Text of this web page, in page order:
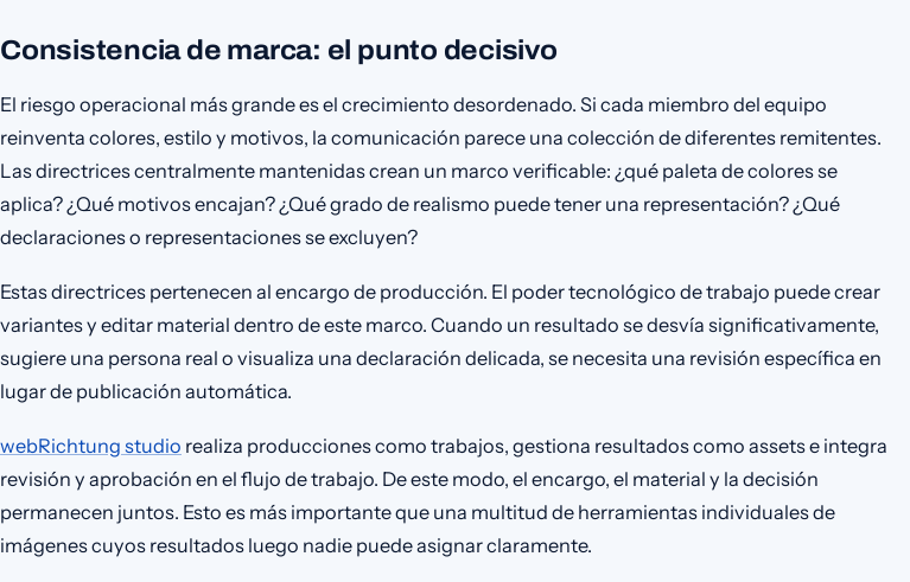
Consistencia de marca: el punto decisivo
El riesgo operacional más grande es el crecimiento desordenado. Si cada miembro del equipo
reinventa colores, estilo y motivos, la comunicación parece una colección de diferentes remitentes.
Las directrices centralmente mantenidas crean un marco verificable: ¿qué paleta de colores se
aplica? ¿Qué motivos encajan? ¿Qué grado de realismo puede tener una representación? ¿Qué
declaraciones o representaciones se excluyen?
Estas directrices pertenecen al encargo de producción. El poder tecnológico de trabajo puede crear
variantes y editar material dentro de este marco. Cuando un resultado se desvía significativamente,
sugiere una persona real o visualiza una declaración delicada, se necesita una revisión específica en
lugar de publicación automática.
webRichtung studio realiza producciones como trabajos, gestiona resultados como assets e integra
revisión y aprobación en el flujo de trabajo. De este modo, el encargo, el material y la decisión
permanecen juntos. Esto es más importante que una multitud de herramientas individuales de
imágenes cuyos resultados luego nadie puede asignar claramente.